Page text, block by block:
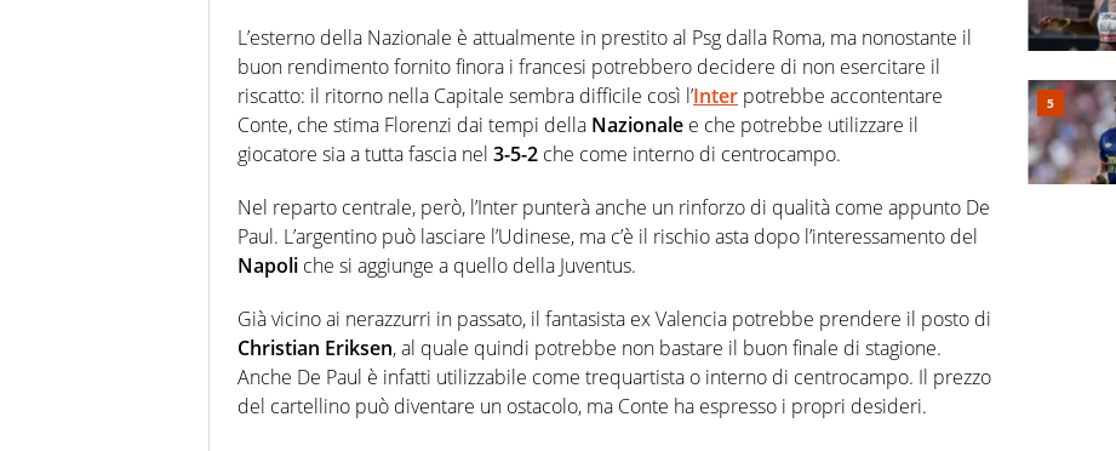
L’esterno della Nazionale è attualmente in prestito al Psg dalla Roma, ma nonostante il
buon rendimento fornito finora i francesi potrebbero decidere di non esercitare il
riscatto: il ritorno nella Capitale sembra difficile così l’Inter potrebbe accontentare
Conte, che stima Florenzi dai tempi della Nazionale e che potrebbe utilizzare il
giocatore sia a tutta fascia nel 3-5-2 che come interno di centrocampo.
Nel reparto centrale, però, l’Inter punterà anche un rinforzo di qualità come appunto De
Paul. L’argentino può lasciare l’Udinese, ma c’è il rischio asta dopo l’interessamento del
Napoli che si aggiunge a quello della Juventus.
Già vicino ai nerazzurri in passato, il fantasista ex Valencia potrebbe prendere il posto di
Christian Eriksen, al quale quindi potrebbe non bastare il buon finale di stagione.
Anche De Paul è infatti utilizzabile come trequartista o interno di centrocampo. Il prezzo
del cartellino può diventare un ostacolo, ma Conte ha espresso i propri desideri.